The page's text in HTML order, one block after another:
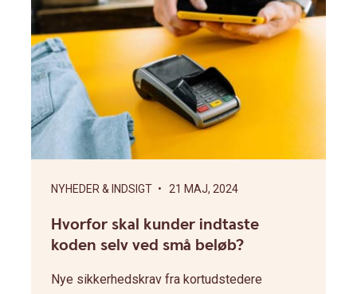
NYHEDER & INDSIGT • 21 MAJ, 2024
Hvorfor skal kunder indtaste
koden selv ved små beløb?
Nye sikkerhedskrav fra kortudstedere